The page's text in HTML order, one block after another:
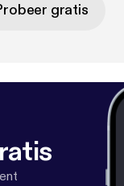
gratis